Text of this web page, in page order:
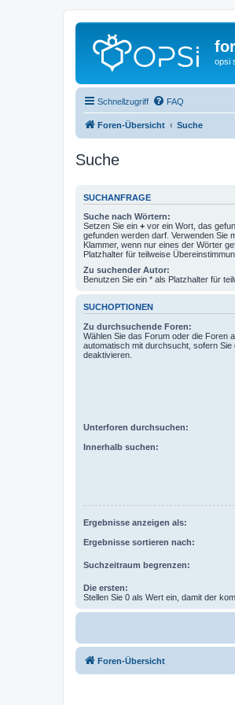
opsi
Schnellzugriff FAQ
Foren-Übersicht Suche
Suche
SUCHANFRAGE
Suche nach Wörtern:
Setzen Sie ein + vor ein Wort, das
gefunden werden darf. Verwenden Sie
Klammer, wenn nur eines der Wörter
Platzhalter für teilweise
Zu suchender Autor:
Benutzen Sie ein * als Platzhalter für
SUCHOPTIONEN
Zu durchsuchende Foren:
Wählen Sie das Forum oder die Foren
automatisch mit durchsucht, sofern
deaktivieren.
Unterforen durchsuchen:
Innerhalb suchen:
Ergebnisse anzeigen als:
Ergebnisse sortieren nach:
Suchzeitraum begrenzen:
Die ersten:
Stellen Sie 0 als Wert ein, damit der
Foren-Übersicht